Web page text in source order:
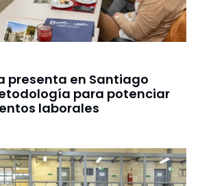
presenta en Santiago
para potenciar
laborales